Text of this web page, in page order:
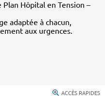
Hôpital en Tension –
adaptée à chacun,
aux urgences.
ACCÈS RAPIDES